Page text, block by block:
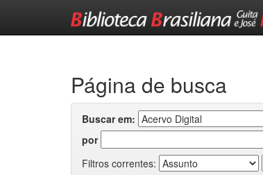
Página de busca
Buscar em:
por
Filtros correntes: